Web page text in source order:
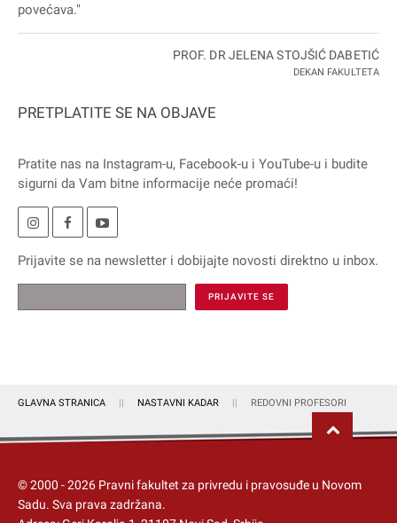
povećava."
PROF. DR JELENA STOJŠIĆ DABETIĆ
DEKAN FAKULTETA
PRETPLATITE SE NA OBJAVE
Pratite nas na Instagram-u, Facebook-u i YouTube-u i budite
sigurni da Vam bitne informacije neće promaći!
Prijavite se na newsletter i dobijajte novosti direktno u inbox.
GLAVNA STRANICA NASTAVNI KADAR REDOVNI PROFESORI
© 2000 -2026 Pravni fakultet za privredu i pravosuđe u Novom
Sadu. Sva prava zadržana.